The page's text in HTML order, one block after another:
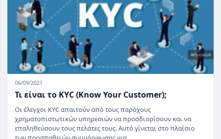
06/09/2021
Τι είναι το KYC (Know Your Customer);
Οι έλεγχοι KYC απαιτούν από τους παρόχους
χρηματοπιστωτικών υπηρεσιών να προσδιορίσουν και να
επαληθεύσουν τους πελάτες τους. Αυτό γίνεται στο πλαίσιο